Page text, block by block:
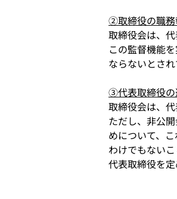
②取締役の職務
取締役会は、
この監督機能
ならないとされ
③代表取締役の
取締役会は、代
ただし、非公
めについて、
わけでもない
代表取締役を